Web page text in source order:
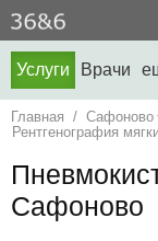
Услуги Врачи
Главная / Сафоново
Рентгенография
Сафоново